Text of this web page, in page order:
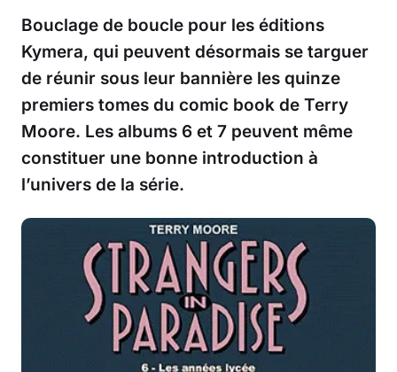
Bouclage de boucle pour les éditions
Kymera, qui peuvent désormais se targuer
de réunir sous leur bannière les quinze
premiers tomes du comic book de Terry
Moore. Les albums 6 et 7 peuvent même
constituer une bonne introduction à
l’univers de la série.